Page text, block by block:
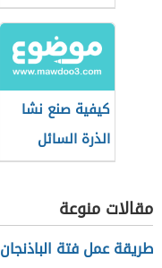
كيفية صنع نشا
الذرة السائل
مقالات منوعة
طريقة عمل فتة الباذنجان